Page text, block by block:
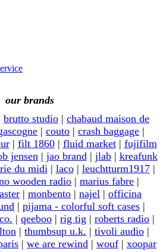
our brands
brutto studio | chabaud maison de
| couto | crash baggage |
| filt 1860| fluid market| fujifilm
jensen | jao brand | jlab| kreafunk
du midi | laco| leuchtturm1917|
wooden radio | marius fabre |
| monbento | najel | officina
| pijama - colorful soft cases |
| qeeboo | rig tig | roberts radio |
| thumbsup u.k. | tivoli audio |
| we are rewind | wouf | xoopar